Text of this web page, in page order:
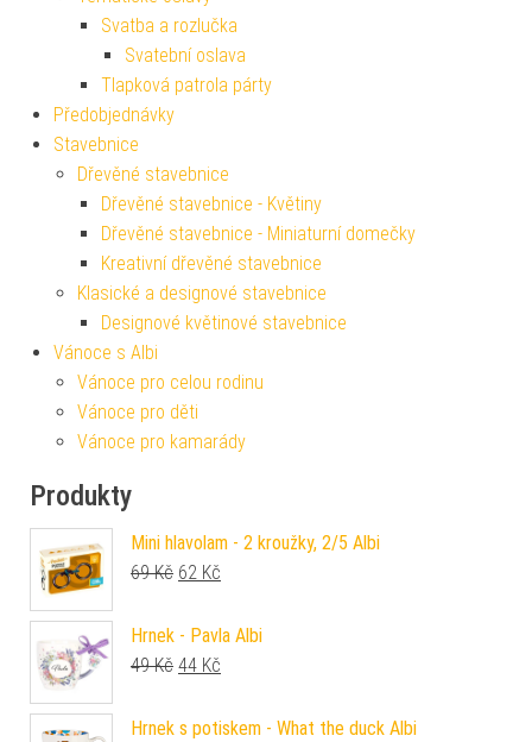
Svatba a rozlučka
Svatební oslava
Tlapková patrola párty
Předobjednávky
Stavebnice
Dřevěné stavebnice
Dřevěné stavebnice - Květiny
Dřevěné stavebnice - Miniaturní domečky
Kreativní dřevěné stavebnice
Klasické a designové stavebnice
Designové květinové stavebnice
Vánoce s Albi
Vánoce pro celou rodinu
Vánoce pro děti
Vánoce pro kamarády
Produkty
Mini hlavolam - 2 kroužky, 2/5 Albi
69Kč Původní cena byla: 69 Kč.
62 Kč
Hrnek - Pavla Albi
49Kč Původní cena byla: 49 Kč.
44 Kč
Hrnek s potiskem - What the duck Albi